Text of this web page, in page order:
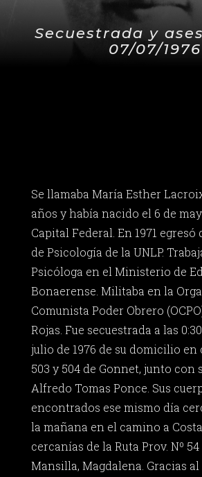
Secuestrada y
07/07/1976
Se llamaba María Esther
años y había nacido el 6 de
Capital Federal. En 1971
de Psicología de la UNLP.
Psicóloga en el Ministerio de
Bonaerense. Militaba en la
Comunista Poder Obrero
Rojas. Fue secuestrada a las
julio de 1976 de su domicilio en
503 y 504 de Gonnet, junto con
Alfredo Tomas Ponce. Sus
encontrados ese mismo día
la mañana en el camino a
cercanías de la Ruta Prov. Nº
Mansilla, Magdalena. Gracias